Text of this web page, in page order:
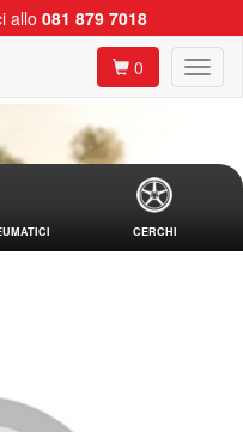
allo 081 879 7018
0
CERCHI